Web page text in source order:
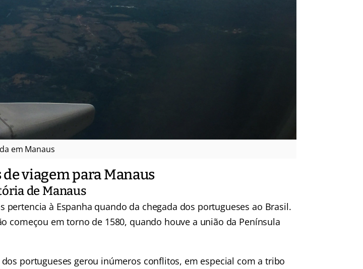
em Manaus
viagem para Manaus
de Manaus
pertencia à Espanha quando da chegada dos portugueses ao Brasil.
começou em torno de 1580, quando houve a união da Península
portugueses gerou inúmeros conflitos, em especial com a tribo